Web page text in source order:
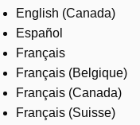
English (Canada)
Español
Français
Français (Belgique)
Français (Canada)
Français (Suisse)